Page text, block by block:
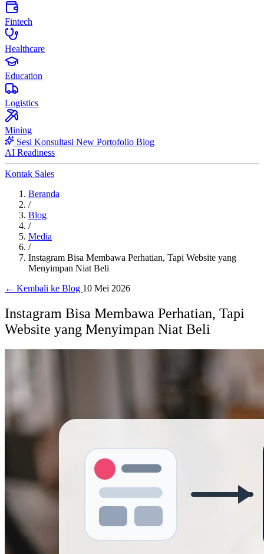
Fintech
Healthcare
Education
Logistics
Mining
Sesi Konsultasi New Portofolio Blog
AI Readiness
Kontak Sales
Beranda
/
Blog
/
Media
/
Instagram Bisa Membawa Perhatian, Tapi Website yang
Menyimpan Niat Beli
← Kembali ke Blog 10 Mei 2026
Instagram Bisa Membawa Perhatian, Tapi
Website yang Menyimpan Niat Beli